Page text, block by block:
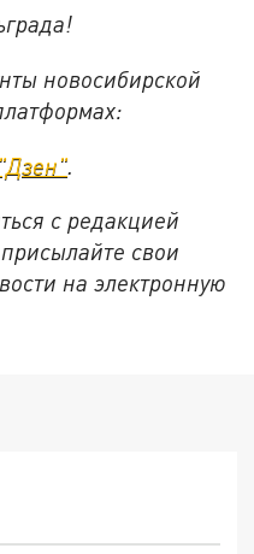
новосибирской
"Дзен".
с редакцией
свои
на электронную